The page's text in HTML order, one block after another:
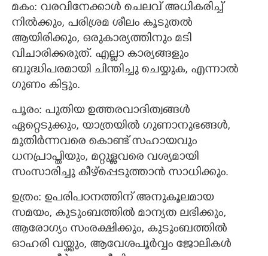
മകം: വരവിനേക്കാള്‍ ചെലവ് അധികരിച്ച്
നില്‍ക്കും, പരിശ്രമ ശീലം കൂടുതല്‍
ആയിരിക്കും, ഒരുകാര്യത്തിനും മടി
വിചാരിക്കരുത്. എല്ലാ കാര്യങ്ങളും
ബുദ്ധിപരമായി ചിന്തിച്ചു ചെയ്യുക, എന്നാല്‍
ഗുണം കിട്ടും.
പൂരം:‍ പുതിയ ഉത്തരവാദിത്വങ്ങള്‍
ഏറ്റെടുക്കും, യാത്രയില്‍ ഗുണാനുഭങ്ങള്‍,
മുതിര്‍ന്നവരെ കൊണ്ട് സഹായവും
ധനപ്രാപ്തിയും, മറ്റുള്ളവരെ വശ്യമായി
സംസാരിച്ചു കീഴ്പ്പെടുത്താന്‍ സാധിക്കും.
ഉത്രം: ഉപരിപഠനത്തിന് അനുകൂലമായ
സമയം, കുടുംബത്തില്‍ മാന്യത ലഭിക്കും,
ആരോഗ്യം സംരക്ഷിക്കും, കുടുംബത്തില്‍
ഓഹരി വയ്ക്കും, ആവേശപൂര്‍വ്വം ജോലികള്‍